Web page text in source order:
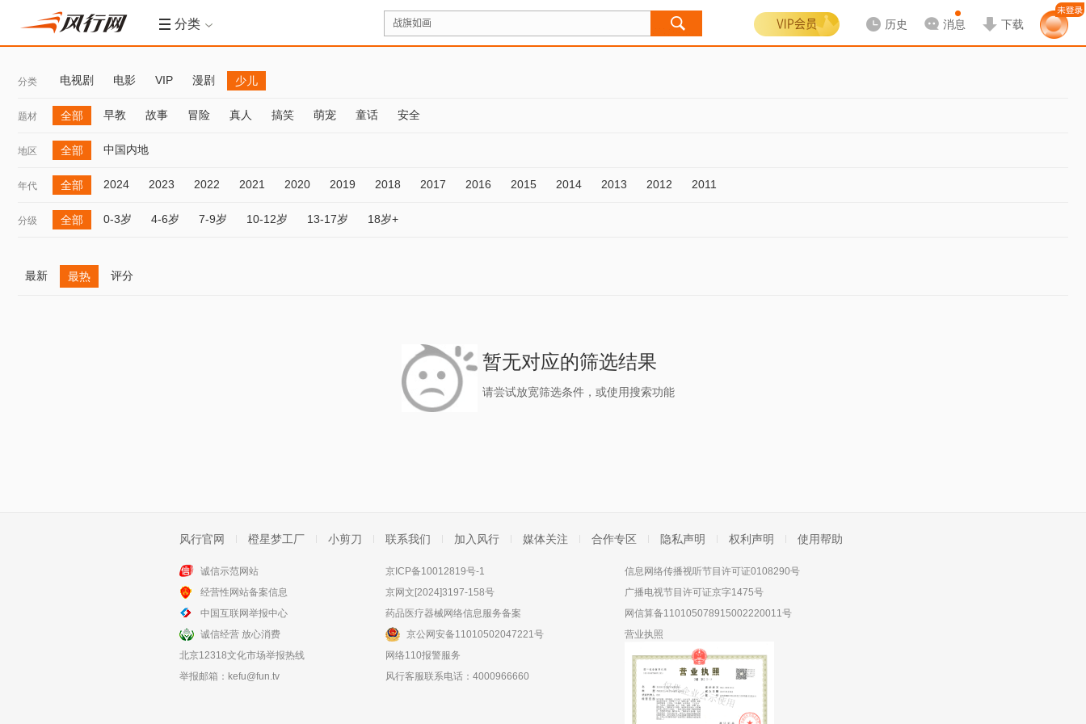
分类 历史 消息 下载
分类 电视剧 电影 VIP 漫剧 少儿
题材 全部 早教 故事 冒险 真人 搞笑 萌宠 童话 安全
地区 全部 中国内地
年代 全部 2024 2023 2022 2021 2020 2019 2018 2017 2016 2015 2014 2013 2012 2011
分级 全部 0-3岁 4-6岁 7-9岁 10-12岁 13-17岁 18岁+
最新 最热 评分
暂无对应的筛选结果
请尝试放宽筛选条件，或使用搜索功能
风行官网 橙星梦工厂 小剪刀 联系我们 加入风行 媒体关注 合作专区 隐私声明 权利声明 使用帮助
诚信示范网站
经营性网站备案信息
中国互联网举报中心
诚信经营 放心消费
北京12318文化市场举报热线
举报邮箱： kefu@fun.tv
京ICP备10012819号-1
京网文[2024]3197-158号
药品医疗器械网络信息服务备案
京公网安备11010502047221号
网络110报警服务
风行客服联系电话：4000966660
信息网络传播视听节目许可证0108290号
广播电视节目许可证京字1475号
网信算备110105078915002220011号
营业执照